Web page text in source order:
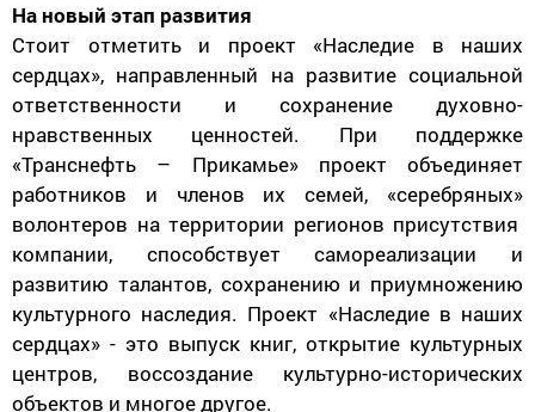
На новый этап развития
Стоит отметить и проект «Наследие в наших
сердцах», направленный на развитие социальной
ответственности и сохранение духовно-
нравственных ценностей. При поддержке
«Транснефть – Прикамье» проект объединяет
работников и членов их семей, «серебряных»
волонтеров на территории регионов присутствия
компании, способствует самореализации и
развитию талантов, сохранению и приумножению
культурного наследия. Проект «Наследие в наших
сердцах» - это выпуск книг, открытие культурных
центров, воссоздание культурно-исторических
объектов и многое другое.